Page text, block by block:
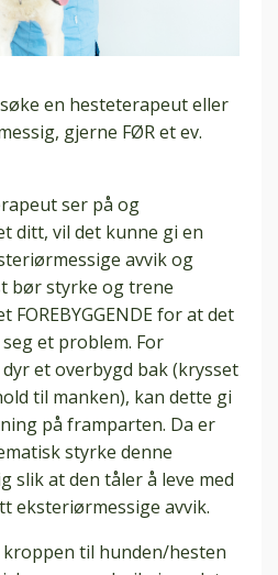
en hesteterapeut eller
gjerne FØR et ev.
ser på og
ditt, vil det kunne gi en
avvik og
bør styrke og trene
FOREBYGGENDE for at det
et problem. For
et overbygd bak (krysset
til manken), kan dette gi
på framparten. Da er
styrke denne
slik at den tåler å leve med
eksteriørmessige avvik.
kroppen til hunden/hesten